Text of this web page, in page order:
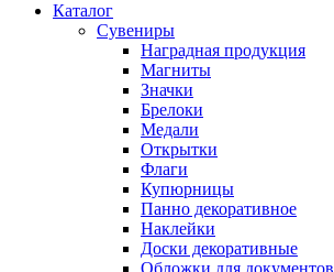
Каталог
Сувениры
Наградная продукция
Магниты
Значки
Брелоки
Медали
Открытки
Флаги
Купюрницы
Панно декоративное
Наклейки
Доски декоративные
Обложки для документов